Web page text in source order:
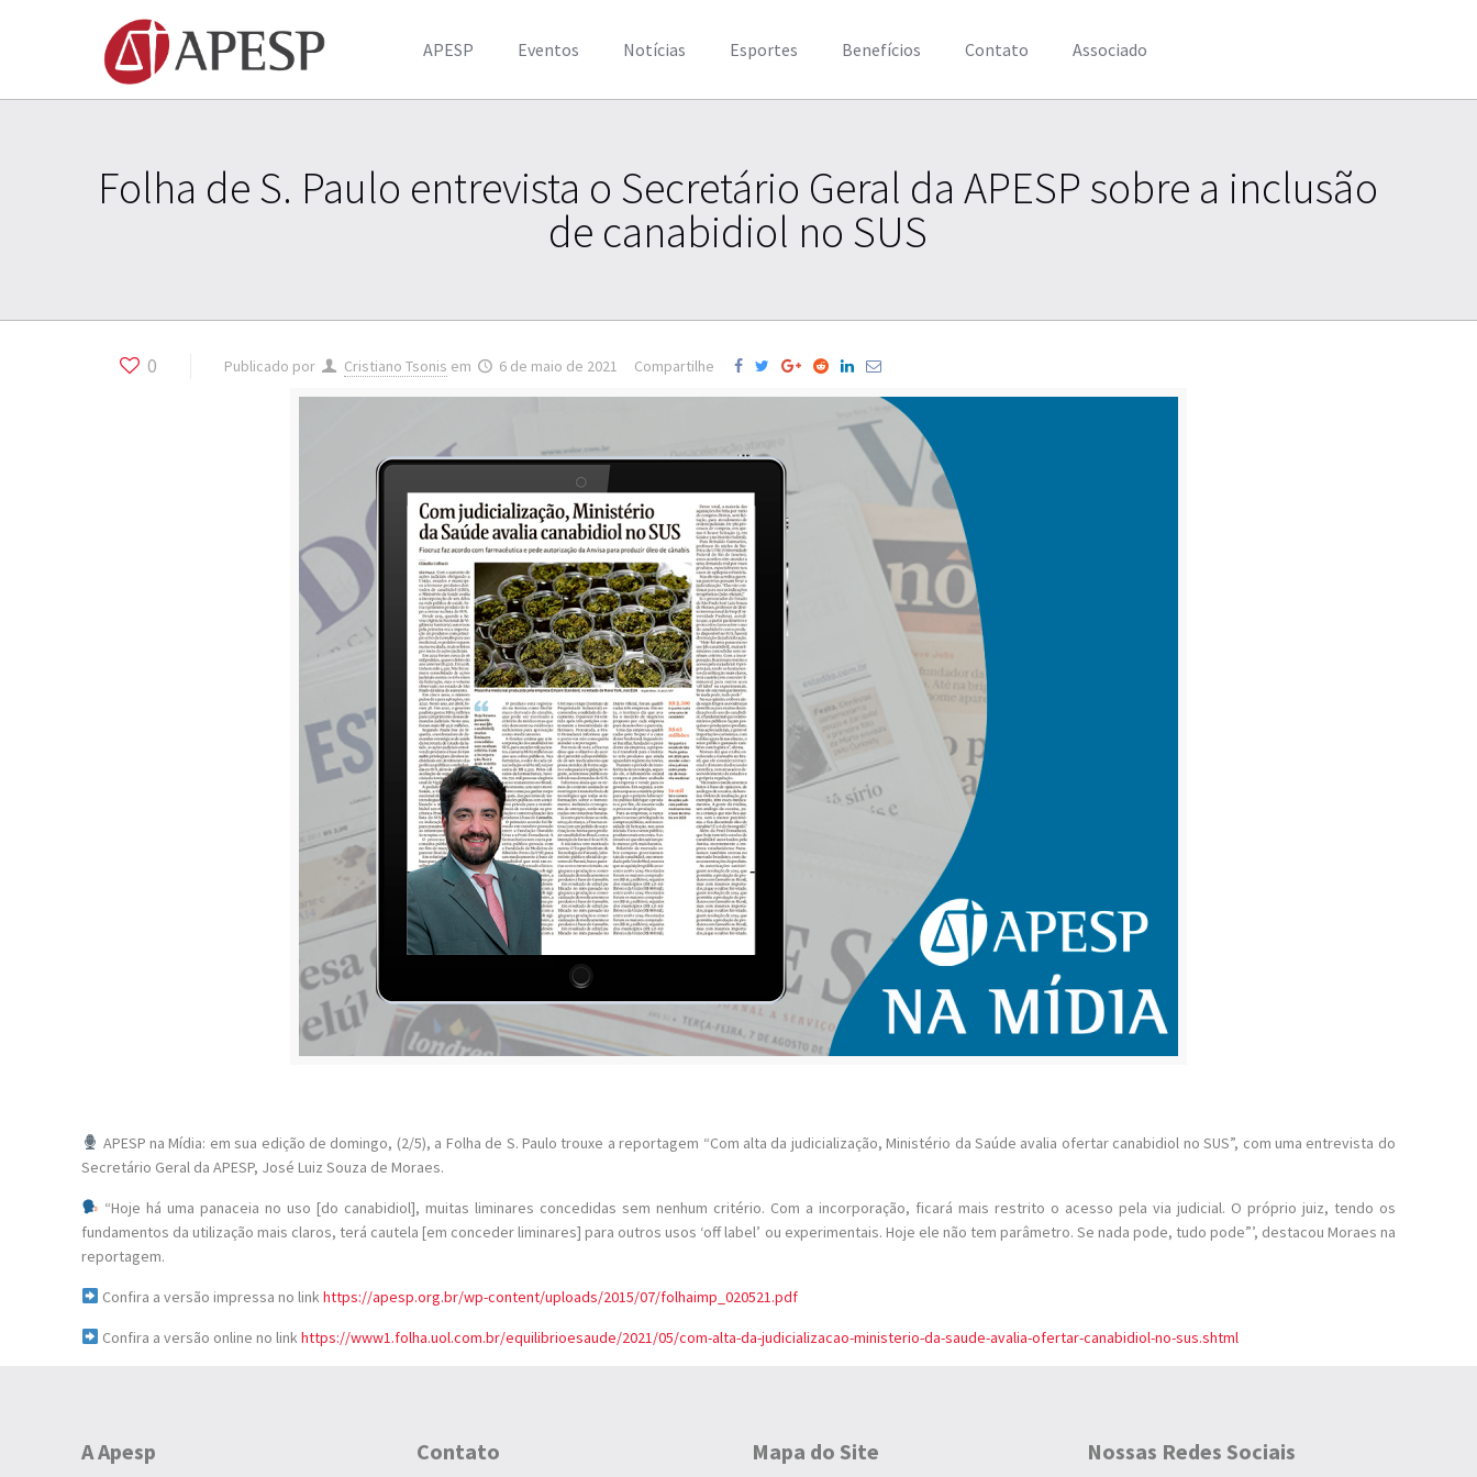
APESP Eventos Notícias Esportes Benefícios Contato Associado
Folha de S. Paulo entrevista o Secretário Geral da APESP sobre a inclusão
de canabidiol no SUS
0 Publicado por Cristiano Tsonis em 6 de maio de 2021 Compartilhe
APESP na Mídia: em sua edição de domingo, (2/5), a Folha de S. Paulo trouxe a reportagem “Com alta da judicialização, Ministério da Saúde avalia ofertar canabidiol no SUS”, com uma entrevista do
Secretário Geral da APESP, José Luiz Souza de Moraes.
“Hoje há uma panaceia no uso [do canabidiol], muitas liminares concedidas sem nenhum critério. Com a incorporação, ficará mais restrito o acesso pela via judicial. O próprio juiz, tendo os
fundamentos da utilização mais claros, terá cautela [em conceder liminares] para outros usos ‘off label’ ou experimentais. Hoje ele não tem parâmetro. Se nada pode, tudo pode”’, destacou Moraes na
reportagem.
Confira a versão impressa no linkhttps://apesp.org.br/wp-content/uploads/2015/07/folhaimp_020521.pdf
Confira a versão online no linkhttps://www1.folha.uol.com.br/equilibrioesaude/2021/05/com-alta-da-judicializacao-ministerio-da-saude-avalia-ofertar-canabidiol-no-sus.shtml
A Apesp Contato Mapa do Site Nossas Redes Sociais